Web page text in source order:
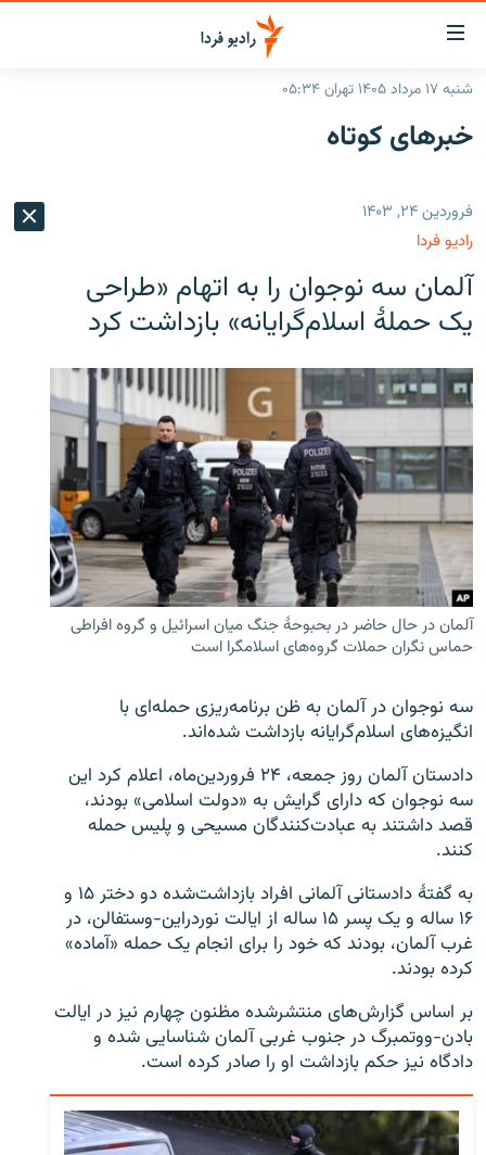
لینک‌های
قابلیت
دسترسی
بازگشت
اصلی
رفتن
صفحه
جستجو
ایران
رادیو
انتخاب کنید و بشنوید
برنامه‌های رادیویی
پادکست
چندرسانه‌ای
گزارش‌های ویدئویی
English
به ما بپیوندید
زبان‌های دیگر
شنبه ۱۷ مرداد ۱۴۰۵ تهران ۰۵:۳۴
خبرهای کوتاه
فروردین ۲۴, ۱۴۰۳
رادیو فردا
آلمان سه نوجوان را به اتهام «طراحی
یک حملهٔ اسلام‌گرایانه» بازداشت کرد
آلمان در حال حاضر در بحبوحهٔ جنگ میان اسرائیل و گروه افراطی
حماس نگران حملات گروه‌های اسلامگرا است
سه نوجوان در آلمان به ظن برنامه‌ریزی حمله‌ای با
انگیزه‌های اسلام‌گرایانه بازداشت شده‌اند.
دادستان آلمان روز جمعه، ۲۴ فروردین‌ماه، اعلام کرد این
سه نوجوان که دارای گرایش به «دولت اسلامی»‌ بودند،
قصد داشتند به عبادت‌کنندگان مسیحی و پلیس حمله
کنند.
به گفتهٔ دادستانی آلمانی افراد بازداشت‌شده دو دختر ۱۵ و
۱۶ ساله و یک پسر ۱۵ ساله از ایالت نوردراین-وستفالن، در
غرب آلمان، بودند که خود را برای انجام یک حمله «آماده»
کرده بودند.
بر اساس گزارش‌های منتشرشده مظنون چهارم نیز در ایالت
بادن-ووتمبرگ در جنوب غربی آلمان شناسایی شده و
دادگاه نیز حکم بازداشت او را صادر کرده است.